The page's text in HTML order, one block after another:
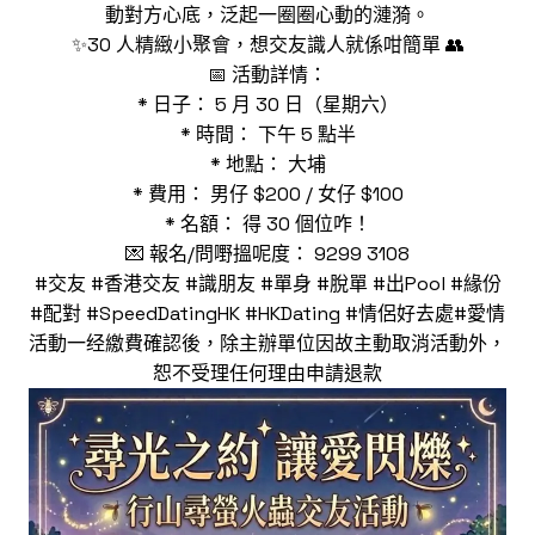
動對方心底，泛起一圈圈心動的漣漪。
✨30 人精緻小聚會，想交友識人就係咁簡單 👥
📅 活動詳情：
* 日子： 5 月 30 日（星期六）
* 時間： 下午 5 點半
* 地點： 大埔
* 費用： 男仔 $200 / 女仔 $100
* 名額： 得 30 個位咋！
💌 報名/問嘢搵呢度： 9299 3108
#交友 #香港交友 #識朋友 #單身 #脫單 #出Pool #緣份
#配對 #SpeedDatingHK #HKDating #情侶好去處#愛情
活動一经繳費確認後，除主辦單位因故主動取消活動外，
恕不受理任何理由申請退款